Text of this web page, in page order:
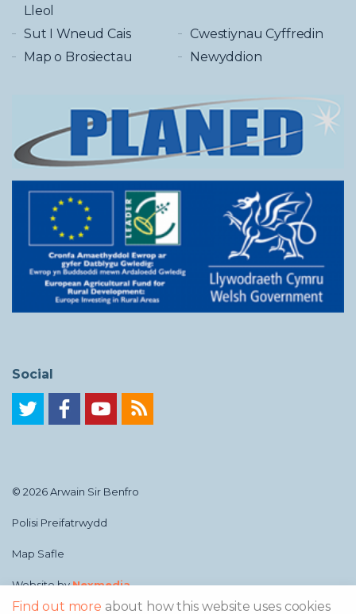
Lleol
Sut I Wneud Cais
Cwestiynau Cyffredin
Map o Brosiectau
Newyddion
Social
© 2026 Arwain Sir Benfro
Polisi Preifatrwydd
Map Safle
Website byNexmedia
Find out more about how this website uses cookies